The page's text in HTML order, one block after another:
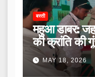
बस्ती
महुआ डाबर:
की क्रांति की
MAY 18, 2026